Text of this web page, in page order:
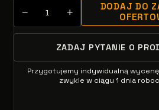
− +
DODAJ DO
ZADAJ PYTANIE O
Przygotujemy indywidualną
zwykle w ciągu 1 dnia